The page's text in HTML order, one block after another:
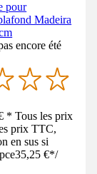
pour
Madeira
encore été
* Tous les prix
prix TTC,
en sus si
35,25 €*/